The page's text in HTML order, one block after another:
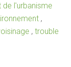
l'urbanisme
,
, trouble